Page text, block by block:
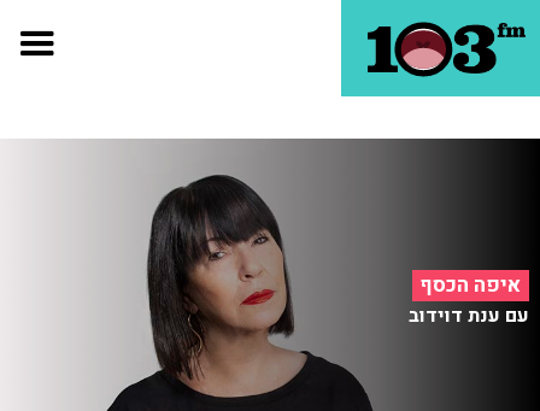
איפה הכסף
עם ענת דוידוב